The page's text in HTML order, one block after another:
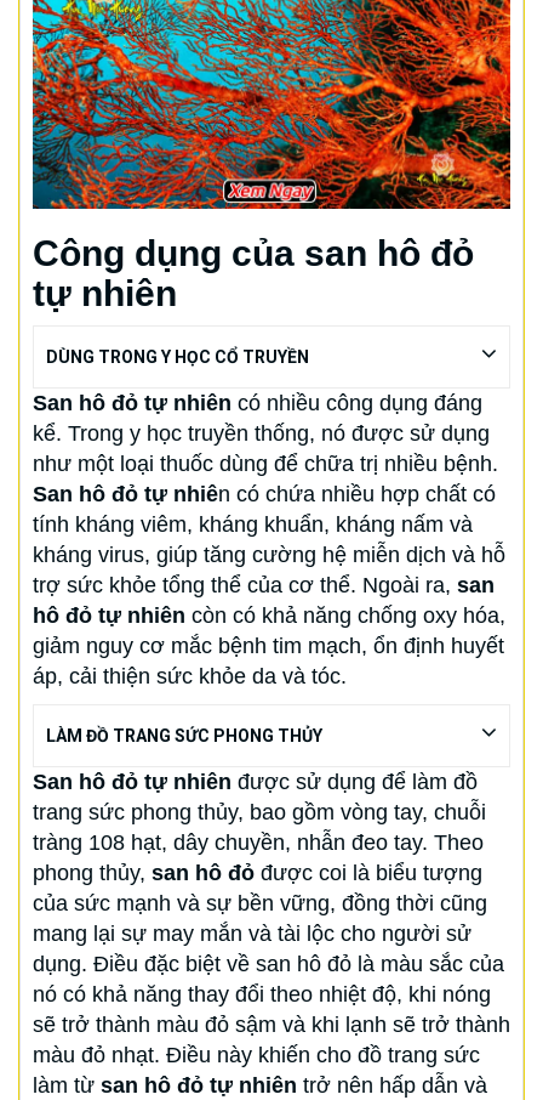
Công dụng của san hô đỏ
tự nhiên
DÙNG TRONG Y HỌC CỔ TRUYỀN
San hô đỏ tự nhiên có nhiều công dụng đáng
kể. Trong y học truyền thống, nó được sử dụng
như một loại thuốc dùng để chữa trị nhiều bệnh.
San hô đỏ tự nhiên có chứa nhiều hợp chất có
tính kháng viêm, kháng khuẩn, kháng nấm và
kháng virus, giúp tăng cường hệ miễn dịch và hỗ
trợ sức khỏe tổng thể của cơ thể. Ngoài ra, san
hô đỏ tự nhiên còn có khả năng chống oxy hóa,
giảm nguy cơ mắc bệnh tim mạch, ổn định huyết
áp, cải thiện sức khỏe da và tóc.
LÀM ĐỒ TRANG SỨC PHONG THỦY
San hô đỏ tự nhiên được sử dụng để làm đồ
trang sức phong thủy, bao gồm vòng tay, chuỗi
tràng 108 hạt, dây chuyền, nhẫn đeo tay. Theo
phong thủy, san hô đỏ được coi là biểu tượng
của sức mạnh và sự bền vững, đồng thời cũng
mang lại sự may mắn và tài lộc cho người sử
dụng. Điều đặc biệt về san hô đỏ là màu sắc của
nó có khả năng thay đổi theo nhiệt độ, khi nóng
sẽ trở thành màu đỏ sậm và khi lạnh sẽ trở thành
màu đỏ nhạt. Điều này khiến cho đồ trang sức
làm từ san hô đỏ tự nhiên trở nên hấp dẫn và